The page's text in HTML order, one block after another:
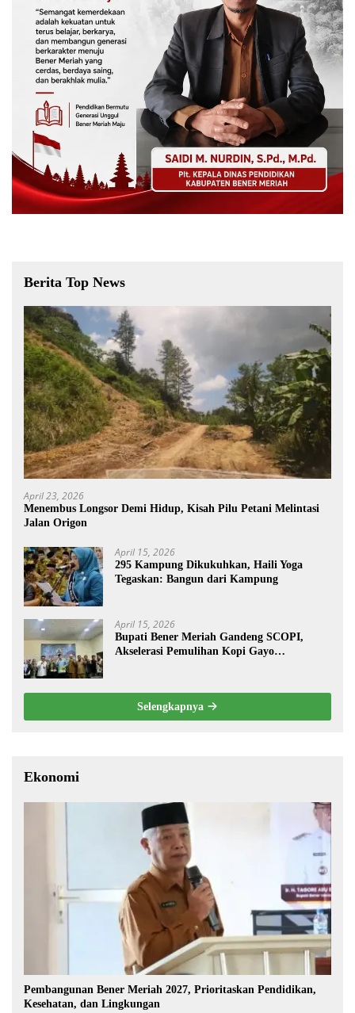
Berita Top News
April 23, 2026
Menembus Longsor Demi Hidup, Kisah Pilu Petani Melintasi
Jalan Origon
April 15, 2026
295 Kampung Dikukuhkan, Haili Yoga
Tegaskan: Bangun dari Kampung
April 15, 2026
Bupati Bener Meriah Gandeng SCOPI,
Akselerasi Pemulihan Kopi Gayo
Selengkapnya
Ekonomi
Pembangunan Bener Meriah 2027, Prioritaskan Pendidikan,
Kesehatan, dan Lingkungan